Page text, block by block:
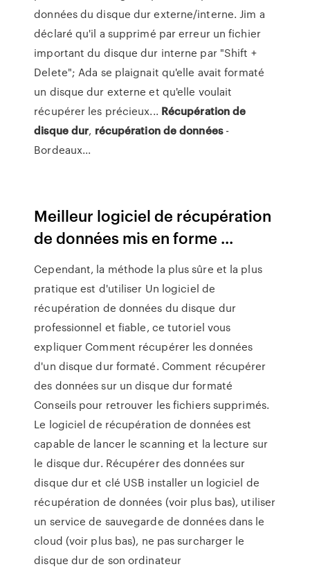
données du disque dur externe/interne. Jim a
déclaré qu'il a supprimé par erreur un fichier
important du disque dur interne par "Shift +
Delete"; Ada se plaignait qu'elle avait formaté
un disque dur externe et qu'elle voulait
récupérer les précieux... Récupérationde
disquedur, récupération dedonnées-
Bordeaux...
Meilleur logiciel de récupération
de données mis en forme ...
Cependant, la méthode la plus sûre et la plus
pratique est d'utiliser Un logiciel de
récupération de données du disque dur
professionnel et fiable, ce tutoriel vous
expliquer Comment récupérer les données
d'un disque dur formaté. Comment récupérer
des données sur un disque dur formaté
Conseils pour retrouver les fichiers supprimés.
Le logiciel de récupération de données est
capable de lancer le scanning et la lecture sur
le disque dur. Récupérer des données sur
disque dur et clé USB installer un logiciel de
récupération de données (voir plus bas), utiliser
un service de sauvegarde de données dans le
cloud (voir plus bas), ne pas surcharger le
disque dur de son ordinateur